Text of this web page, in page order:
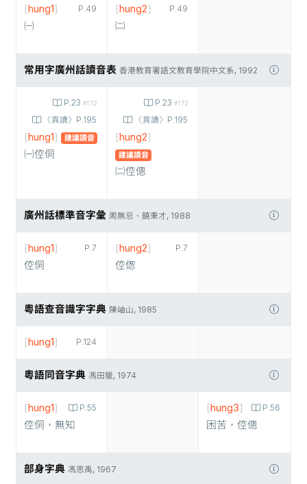
P.49
[hung1]
㈠
P.49
[hung2]
㈡
常用字廣州話讀音表 香港教育署語文教育學院中文系, 1992
P.23 #172
〈異讀〉P.195
[hung1] 建議讀音
㈠倥侗
P.23 #172
〈異讀〉P.195
[hung2]
建議讀音
㈡倥傯
廣州話標準音字彙 周無忌、饒秉才, 1988
P.7
[hung1]
倥侗
P.7
[hung2]
倥偬
粵語查音識字字典 陳岫山, 1985
P.124
[hung1]
粵語同音字典 馮田獵, 1974
P.55
[hung1]
倥侗，無知
P.56
[hung3]
困苦，倥傯
部身字典 馮思禹, 1967